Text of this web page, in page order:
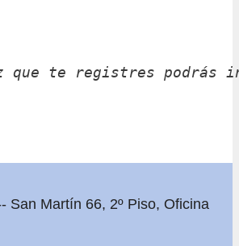
que te registres
San Martín 66, 2º Piso, Oficina